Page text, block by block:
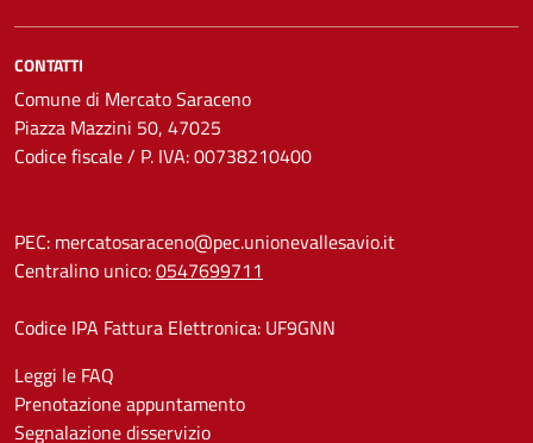
CONTATTI
Comune di Mercato Saraceno
Piazza Mazzini 50, 47025
Codice fiscale / P. IVA: 00738210400
PEC: mercatosaraceno@pec.unionevallesavio.it
Centralino unico:0547699711
Codice IPA Fattura Elettronica: UF9GNN
Leggi le FAQ
Prenotazione appuntamento
Segnalazione disservizio